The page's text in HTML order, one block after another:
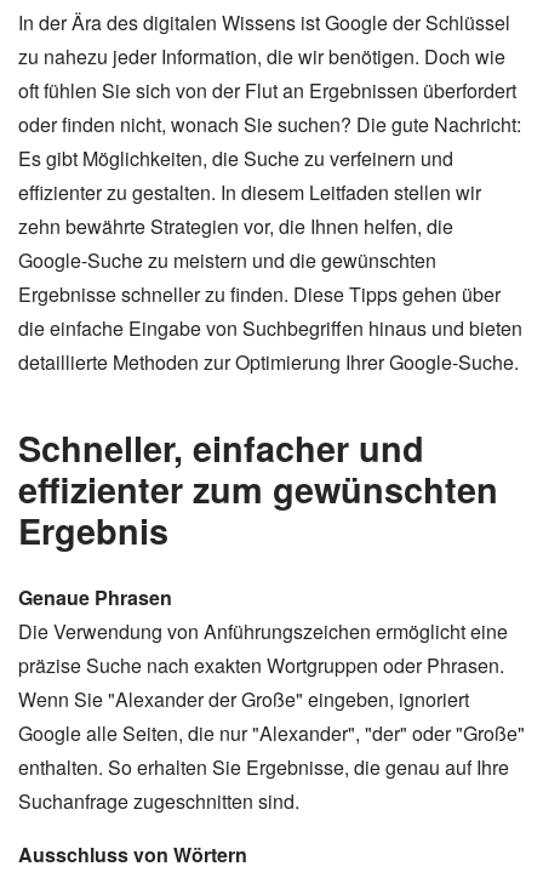
In der Ära des digitalen Wissens ist Google der Schlüssel
zu nahezu jeder Information, die wir benötigen. Doch wie
oft fühlen Sie sich von der Flut an Ergebnissen überfordert
oder finden nicht, wonach Sie suchen? Die gute Nachricht:
Es gibt Möglichkeiten, die Suche zu verfeinern und
effizienter zu gestalten. In diesem Leitfaden stellen wir
zehn bewährte Strategien vor, die Ihnen helfen, die
Google-Suche zu meistern und die gewünschten
Ergebnisse schneller zu finden. Diese Tipps gehen über
die einfache Eingabe von Suchbegriffen hinaus und bieten
detaillierte Methoden zur Optimierung Ihrer Google-Suche.
Schneller, einfacher und
effizienter zum gewünschten
Ergebnis
Genaue Phrasen
Die Verwendung von Anführungszeichen ermöglicht eine
präzise Suche nach exakten Wortgruppen oder Phrasen.
Wenn Sie "Alexander der Große" eingeben, ignoriert
Google alle Seiten, die nur "Alexander", "der" oder "Große"
enthalten. So erhalten Sie Ergebnisse, die genau auf Ihre
Suchanfrage zugeschnitten sind.
Ausschluss von Wörtern